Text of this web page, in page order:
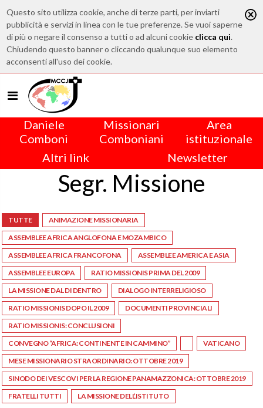
Questo sito utilizza cookie, anche di terze parti, per inviarti
pubblicità e servizi in linea con le tue preferenze. Se vuoi saperne
di più o negare il consenso a tutti o ad alcuni cookie clicca qui.
Chiudendo questo banner o cliccando qualunque suo elemento
acconsenti all'uso dei cookie.
Daniele
Comboni
Missionari
Comboniani
Area
istituzionale
Altri link
Newsletter
Segr. Missione
TUTTE
ANIMAZIONE MISSIONARIA
ASSEMBLEE AFRICA ANGLOFONA E MOZAMBICO
ASSEMBLEE AFRICA FRANCOFONA
ASSEMBLEE AMERICA E ASIA
ASSEMBLEE EUROPA
RATIO MISSIONIS PRIMA DEL 2009
LA MISSIONE DAL DI DENTRO
DIALOGO INTERRELIGIOSO
RATIO MISSIONIS DOPO IL 2009
DOCUMENTI PROVINCIALI
RATIO MISSIONIS: CONCLUSIONI
CONVEGNO “AFRICA: CONTINENTE IN CAMMINO”
VATICANO
MESE MISSIONARIO STRAORDINARIO: OTTOBRE 2019
SINODO DEI VESCOVI PER LA REGIONE PANAMAZZONICA: OTTOBRE 2019
FRATELLI TUTTI
LA MISSIONE DELL’ISTITUTO